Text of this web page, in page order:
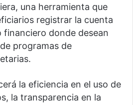
una herramienta que
registrar la cuenta
financiero donde desean
programas de
la eficiencia en el uso de
la transparencia en la